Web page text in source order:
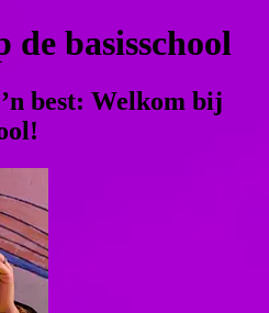
de basisschool
best: Welkom bij